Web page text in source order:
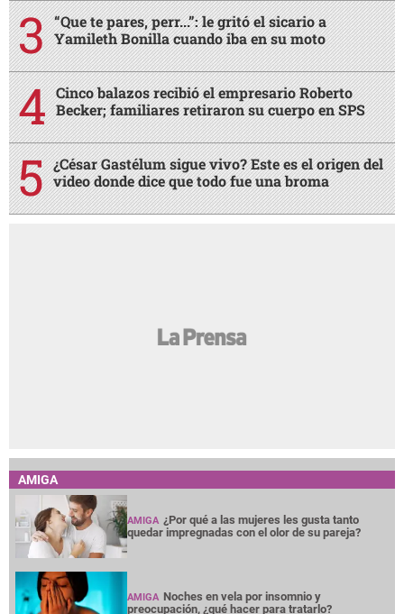
“Que te pares, perr...”: le gritó el sicario a
Yamileth Bonilla cuando iba en su moto
Cinco balazos recibió el empresario Roberto
Becker; familiares retiraron su cuerpo en SPS
¿César Gastélum sigue vivo? Este es el origen del
video donde dice que todo fue una broma
AMIGA
AMIGA ¿Por qué a las mujeres les gusta tanto
quedar impregnadas con el olor de su pareja?
AMIGA Noches en vela por insomnio y
preocupación, ¿qué hacer para tratarlo?